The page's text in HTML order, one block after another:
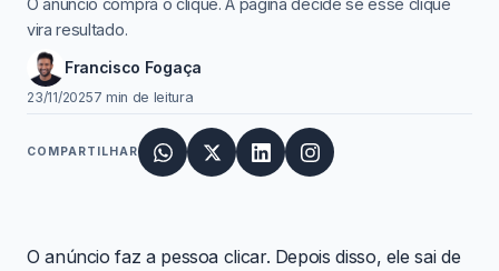
O anúncio compra o clique. A página decide se esse clique
vira resultado.
Francisco Fogaça
23/11/20257 min de leitura
COMPARTILHAR
O anúncio faz a pessoa clicar. Depois disso, ele sai de